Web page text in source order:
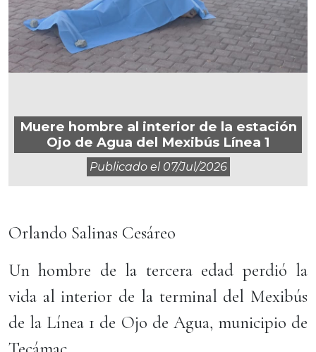
Muere hombre al interior de la estación
Ojo de Agua del Mexibús Línea 1
Publicado el 07/jul/2026
Orlando Salinas Cesáreo
Un hombre de la tercera edad perdió la
vida al interior de la terminal del Mexibús
de la Línea 1 de Ojo de Agua, municipio de